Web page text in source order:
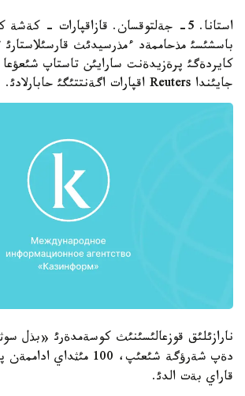
استانا. 5- جةلتوقسان. قازاقپارات -
باسشئسئ مذحاممةد ءمذرسيدئث قارسئلاستارئ
كايردةگئ پرةزيدةنت سارايئن تاستاپ
جايئندا Reuters اقپارات اگةنتتئگئ حابارلادئ.
نارازئلئق قوزعالئسئنئث كوسةمدةرئ «بذل
دةپ شةرؤگة شئعئپ، 100
قاراي بةت الدئ.